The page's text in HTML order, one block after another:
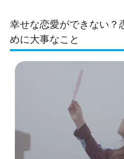
幸せな恋愛ができない？
めに大事なこと